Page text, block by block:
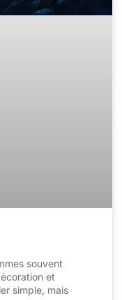
souvent
et
simple, mais